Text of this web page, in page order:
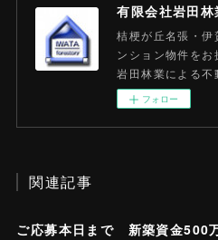
有限会社岩田林
桔梗が丘名張・
ンション物件を
岩田林業による不
フォロー
関連記事